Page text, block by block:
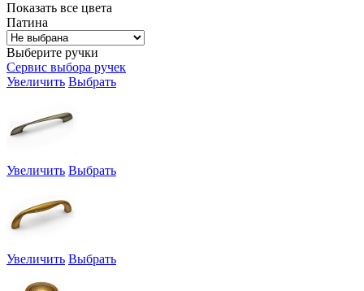
Показать все цвета
Патина
Выберите ручки
Сервис выбора ручек
Увеличить Выбрать
Увеличить Выбрать
Увеличить Выбрать